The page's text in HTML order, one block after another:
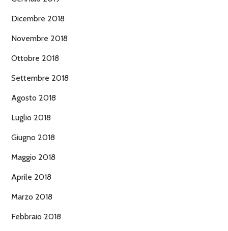
Dicembre 2018
Novembre 2018
Ottobre 2018
Settembre 2018
Agosto 2018
Luglio 2018
Giugno 2018
Maggio 2018
Aprile 2018
Marzo 2018
Febbraio 2018